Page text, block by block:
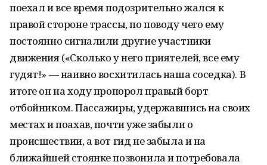
поехал и все время подозрительно жался к
правой стороне трассы, по поводу чего ему
постоянно сигналили другие участники
движения («Сколько у него приятелей, все ему
гудят!» — наивно восхитилась наша соседка). В
итоге он на ходу пропорол правый борт
отбойником. Пассажиры, удержавшись на своих
местах и поахав, почти уже забыли о
происшествии, а вот гид не забыла и на
ближайшей стоянке позвонила и потребовала